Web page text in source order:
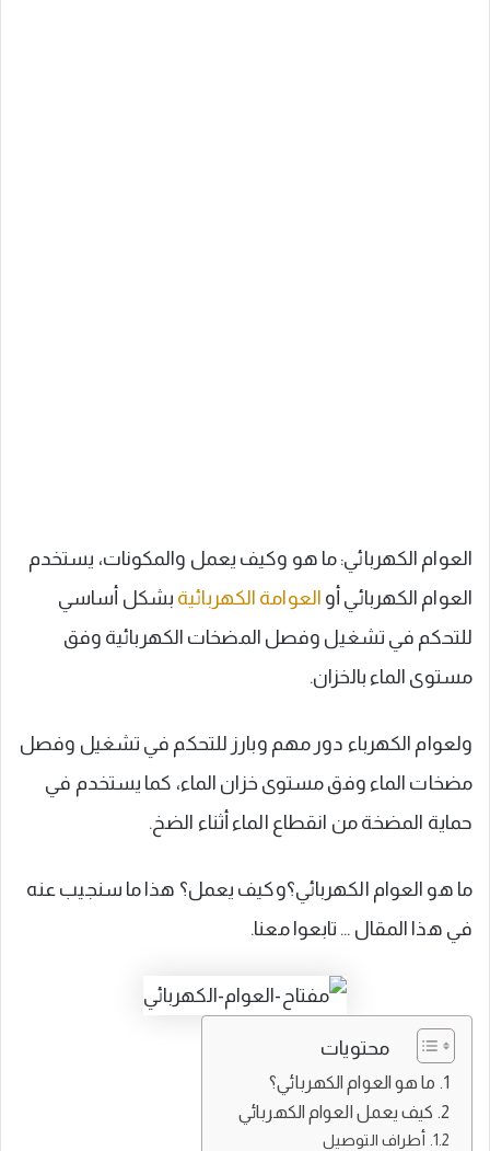
العوام الكهربائي: ما هو وكيف يعمل والمكونات، يستخدم
العوام الكهربائي أو العوامة الكهربائية بشكل أساسي
للتحكم في تشغيل وفصل المضخات الكهربائية وفق
مستوى الماء بالخزان.
ولعوام الكهرباء دور مهم وبارز للتحكم في تشغيل وفصل
مضخات الماء وفق مستوى خزان الماء، كما يستخدم في
حماية المضخة من انقطاع الماء أثناء الضخ.
ما هو العوام الكهربائي؟وكيف يعمل؟ هذا ما سنجيب عنه
في هذا المقال … تابعوا معنا.
محتويات
ما هو العوام الكهربائي؟
كيف يعمل العوام الكهربائي
أطراف التوصيل